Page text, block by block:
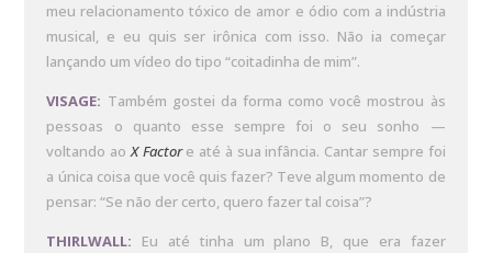
meu relacionamento tóxico de amor e ódio com a indústria
musical, e eu quis ser irônica com isso. Não ia começar
lançando um vídeo do tipo “coitadinha de mim”.
VISAGE: Também gostei da forma como você mostrou às
pessoas o quanto esse sempre foi o seu sonho —
voltando aoX Factore até à sua infância. Cantar sempre foi
a única coisa que você quis fazer? Teve algum momento de
pensar: “Se não der certo, quero fazer tal coisa”?
THIRLWALL: Eu até tinha um plano B, que era fazer